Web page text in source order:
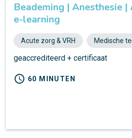
Beademing | Anesthesie
e-learning
Acute zorg & VRH Medische
geaccrediteerd + certificaat
schedule 60 MINUTEN